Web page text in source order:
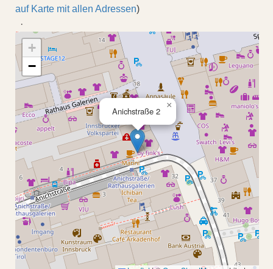
auf Karte mit allen Adressen)
·
Anichstraße 2
×
+
−